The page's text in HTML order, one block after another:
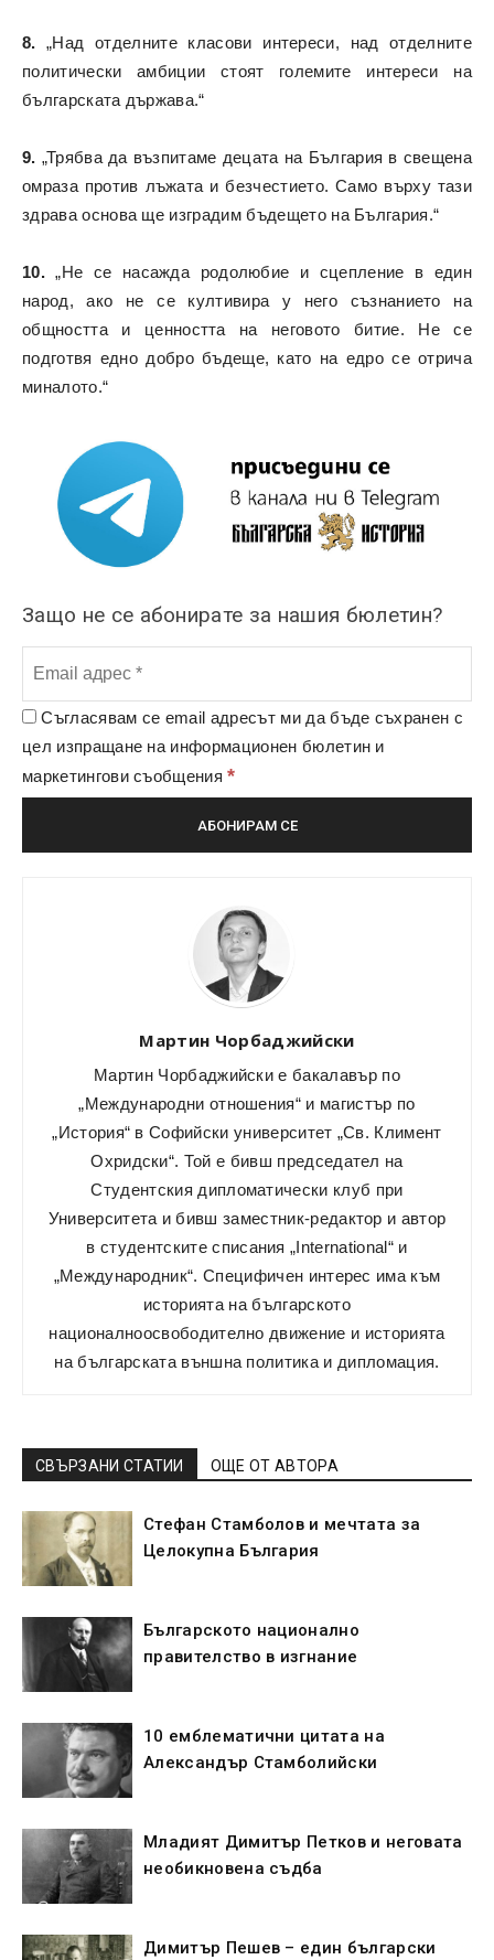
8. „Над отделните класови интереси, над отделните
политически амбиции стоят големите интереси на
българската държава.“
9. „Трябва да възпитаме децата на България в свещена
омраза против лъжата и безчестието. Само върху тази
здрава основа ще изградим бъдещето на България.“
10.„Не се насажда родолюбие и сцепление в един
народ, ако не се култивира у него съзнанието на
общността и ценността на неговото битие. Не се
подготвя едно добро бъдеще, като на едро се отрича
миналото.“
Защо не се абонирате за нашия бюлетин?
Съгласявам се email адресът ми да бъде съхранен с
цел изпращане на информационен бюлетин и
маркетингови съобщения*
Мартин Чорбаджийски
Мартин Чорбаджийски е бакалавър по
„Международни отношения“ и магистър по
„История“ в Софийски университет „Св. Климент
Охридски“. Той е бивш председател на
Студентския дипломатически клуб при
Университета и бивш заместник-редактор и автор
в студентските списания „International“ и
„Международник“. Специфичен интерес има към
историята на българското
националноосвободително движение и историята
на българската външна политика и дипломация.
СВЪРЗАНИ СТАТИИ ОЩЕ ОТ АВТОРА
Стефан Стамболов и мечтата за
Целокупна България
Българското национално
правителство в изгнание
10 емблематични цитата на
Александър Стамболийски
Младият Димитър Петков и неговата
необикновена съдба
Димитър Пешев – един български